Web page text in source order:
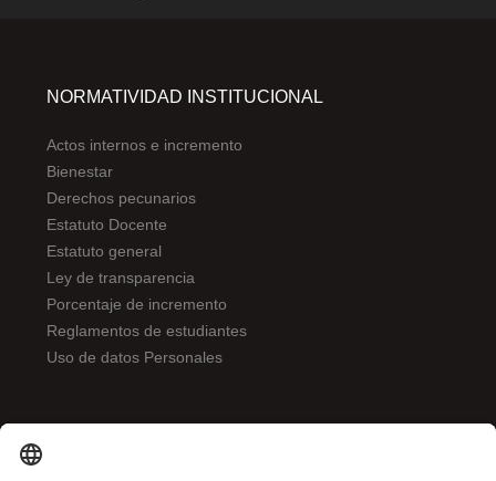
NORMATIVIDAD INSTITUCIONAL
Actos internos e incremento
Bienestar
Derechos pecunarios
Estatuto Docente
Estatuto general
Ley de transparencia
Porcentaje de incremento
Reglamentos de estudiantes
Uso de datos Personales